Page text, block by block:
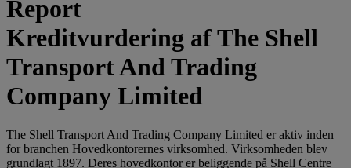
Kreditvurdering af The Shell
Transport And Trading
Company Limited
The Shell Transport And Trading Company Limited er aktiv inden
for branchen Hovedkontorernes virksomhed. Virksomheden blev
grundlagt 1897. Deres hovedkontor er beliggende på Shell Centre